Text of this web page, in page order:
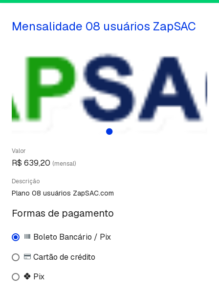
Mensalidade 08 usuários ZapSAC
Valor
R$ 639,20 (mensal)
Descrição
Plano 08 usuários ZapSAC.com
Formas de pagamento
Boleto Bancário / Pix
Cartão de crédito
Pix